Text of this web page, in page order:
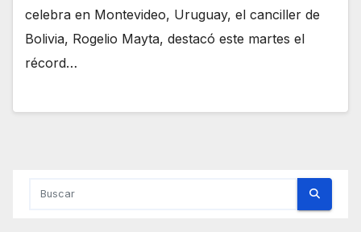
celebra en Montevideo, Uruguay, el canciller de
Bolivia, Rogelio Mayta, destacó este martes el
récord…